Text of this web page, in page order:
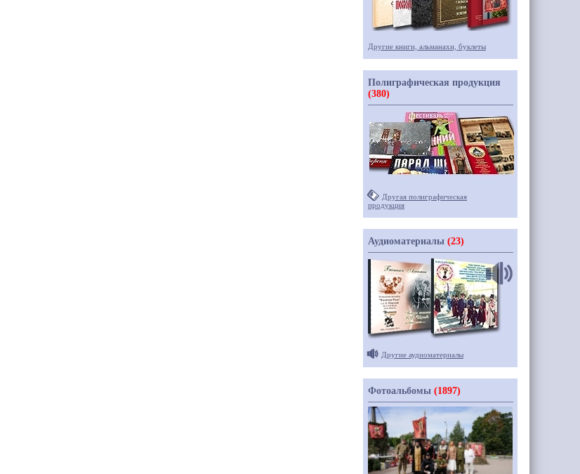
Другие книги, альманахи, буклеты
Полиграфическая продукция
(380)
Другая полиграфическая
продукция
Аудиоматериалы (23)
Другие аудиоматериалы
Фотоальбомы (1897)